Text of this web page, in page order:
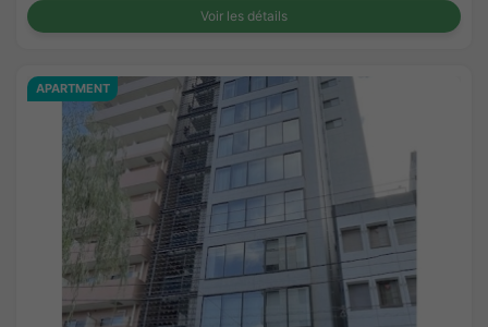
Voir les détails
APARTMENT